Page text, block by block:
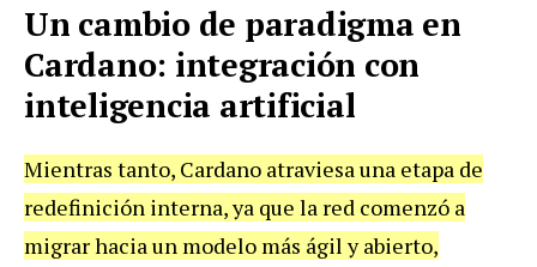
Un cambio de paradigma en
Cardano: integración con
inteligencia artificial
Mientras tanto, Cardano atraviesa una etapa de
redefinición interna, ya que la red comenzó a
migrar hacia un modelo más ágil y abierto,